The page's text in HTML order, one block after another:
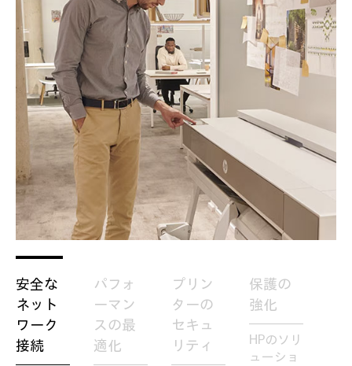
安全な
ネット
ワーク
接続
パフォ
ーマン
スの最
適化
プリン
ターの
セキュ
リティ
保護の
強化
HPのソリ
ューショ